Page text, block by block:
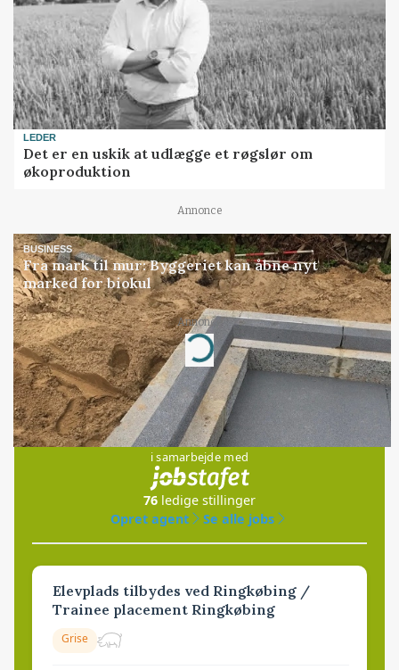
LEDER
Det er en uskik at udlægge et røgslør om
økoproduktion
Annonce
BUSINESS
Fra mark til mur: Byggeriet kan åbne nyt
marked for biokul
Annonce
Loading...
Jobs
i samarbejde med
76 ledige stillinger
Opret agent
Se alle jobs
Elevplads tilbydes ved Ringkøbing /
Trainee placement Ringkøbing
Grise